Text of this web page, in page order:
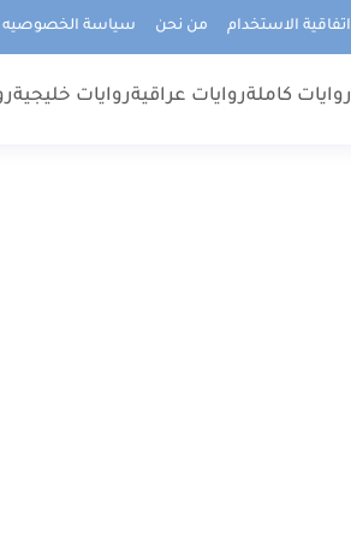
اتفاقية الاستخدام من نحن سياسة الخصوصيه
روايات كاملةروايات عراقيةروايات خليجية